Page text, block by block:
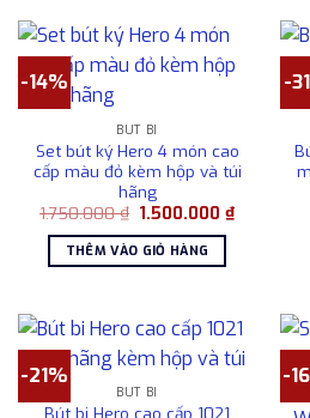
-14%
BÚT BI
Set bút ký Hero 4 món cao
cấp màu đỏ kèm hộp và túi
hãng
1.750.000₫ Giá
là:
1.750.000 ₫.
1.500.000₫Giá
hiện
THÊM VÀO GIỎ HÀNG
-
-21%
BÚT BI
Bút bi Hero cao cấp 1021
-